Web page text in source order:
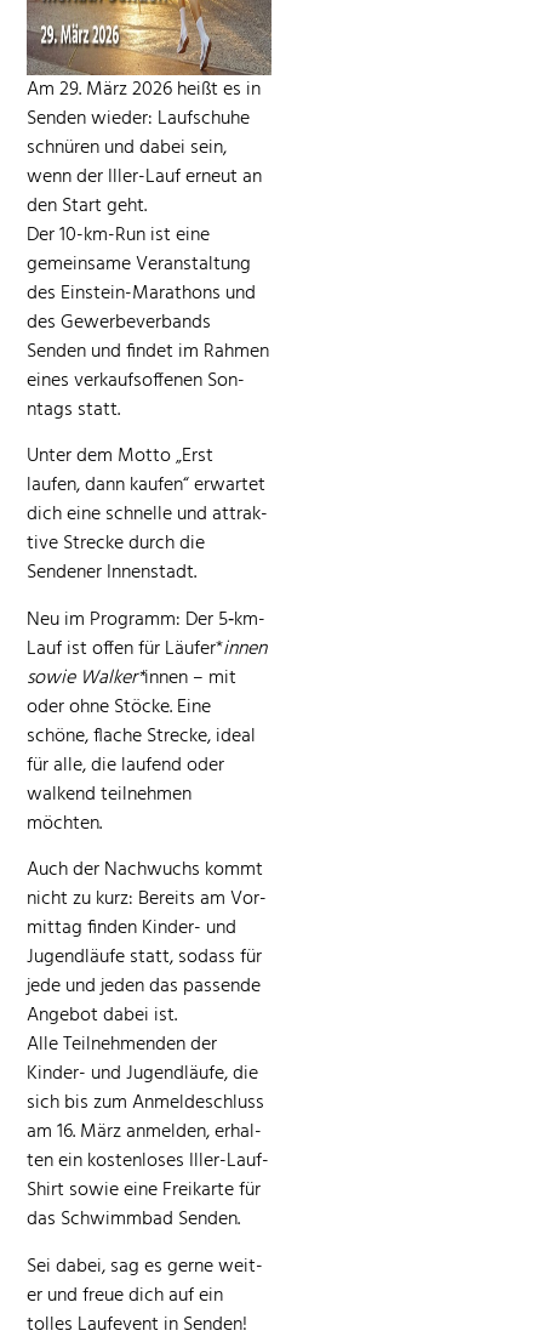
Am 29. März 2026 heißt es in
Senden wieder: Lauf­schuhe
schnüren und dabei sein,
wenn der Iller-Lauf erneut an
den Start geht.
Der 10-km-Run ist eine
gemein­same Ver­anstal­tung
des Ein­stein-Marathons und
des Gewer­be­ver­bands
Senden und find­et im Rah­men
eines verkauf­sof­fe­nen Son­
ntags statt.
Unter dem Mot­to „Erst
laufen, dann kaufen“ erwartet
dich eine schnelle und attrak­
tive Strecke durch die
Senden­er Innenstadt.
Neu im Pro­gramm: Der 5‑km-
Lauf ist offen für Läufer*innen
sowie Walk­er*innen – mit
oder ohne Stöcke. Eine
schöne, flache Strecke, ide­al
für alle, die laufend oder
walk­end teil­nehmen
möchten.
Auch der Nach­wuchs kommt
nicht zu kurz: Bere­its am Vor­
mit­tag find­en Kinder- und
Jugendläufe statt, sodass für
jede und jeden das passende
Ange­bot dabei ist.
Alle Teil­nehmenden der
Kinder- und Jugendläufe, die
sich bis zum Anmelde­schluss
am 16. März anmelden, erhal­
ten ein kosten­los­es Iller-Lauf-
Shirt sowie eine Freikarte für
das Schwimm­bad Senden.
Sei dabei, sag es gerne weit­
er und freue dich auf ein
tolles Laufevent in Senden!